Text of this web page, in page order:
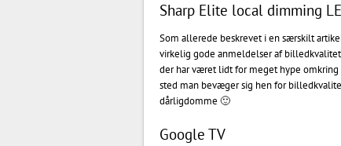
Sharp Elite local dimming
Som allerede beskrevet i en særskilt
virkelig gode anmeldelser af
der har været lidt for meget hype
sted man bevæger sig hen for
dårligdomme 🙂
Google TV